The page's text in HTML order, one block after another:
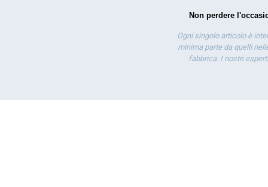
Non perdere
Ogni singolo articolo è
minima parte da quelli
fabbrica. I nostri